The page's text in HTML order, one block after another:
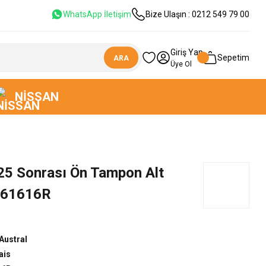
WhatsApp İletişim Bize Ulaşın : 0212 549 79 00
ARA
Giriş Yap
Üye Ol
Sepetim
NISSAN
Sonrası Ön Tampon Alt